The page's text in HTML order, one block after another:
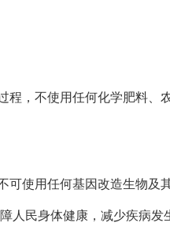
程，不使用任何化学肥料、
可使用任何基因改造生物及
人民身体健康，减少疾病发